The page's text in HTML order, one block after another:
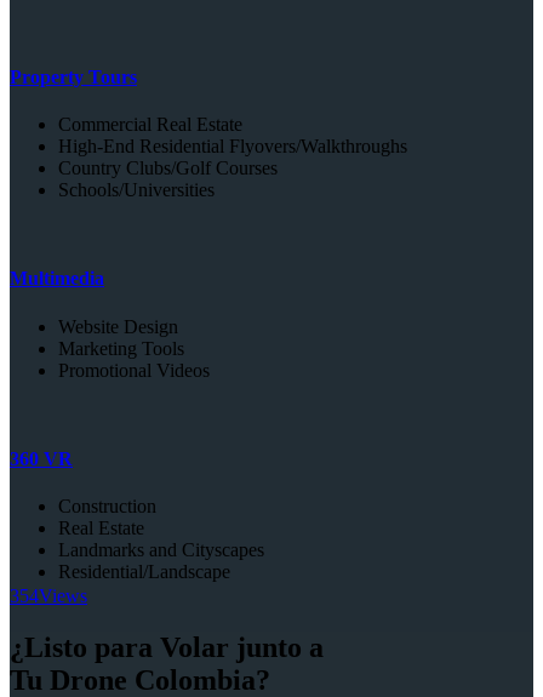
Property Tours
Commercial Real Estate
High-End Residential Flyovers/Walkthroughs
Country Clubs/Golf Courses
Schools/Universities
Multimedia
Website Design
Marketing Tools
Promotional Videos
360 VR
Construction
Real Estate
Landmarks and Cityscapes
Residential/Landscape
354Views
¿Listo para Volar junto a
Tu Drone Colombia?